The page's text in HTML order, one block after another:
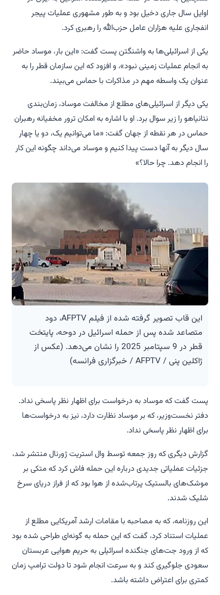
اوایل سال جاری دخیل بود و به طور مشهوری عملیات پیجر
انفجاری علیه هزاران عامل حزب‌الله را رهبری کرد.
یکی از اسرائیلی‌ها به واشنگتن پست گفت: «این بار، موساد حاضر
به انجام عملیات زمینی نبود»، و افزود که این سازمان قطر را به
عنوان یک واسطه مهم در مذاکرات با حماس می‌بیند.
یکی دیگر از اسرائیلی‌های مطلع از مخالفت موساد، زمان‌بندی
نتانیاهو را زیر سوال برد. او با اشاره به امکان ترور مخفیانه رهبران
حماس در هر نقطه از جهان گفت: «ما می‌توانیم یک، دو یا چهار
سال دیگر به آنها دست پیدا کنیم و موساد می‌داند چگونه این کار
را انجام دهد. چرا حالا؟»
این قاب تصویر گرفته شده از فیلم AFPTV، دود
متصاعد شده پس از حمله اسرائیل در دوحه، پایتخت
قطر در 9 سپتامبر 2025 را نشان می‌دهد. (عکس از
ژاکلین پنی / AFPTV / خبرگزاری فرانسه)
پست گفت که موساد به درخواست برای اظهار نظر پاسخی نداد.
دفتر نخست‌وزیر، که بر موساد نظارت دارد، نیز به درخواست‌ها
برای اظهار نظر پاسخی نداد.
گزارش دیگری که روز جمعه توسط وال استریت ژورنال منتشر شد،
جزئیات عملیاتی جدیدی درباره این حمله فاش کرد که متکی بر
موشک‌های بالستیک پرتاب‌شده از هوا بود که از فراز دریای سرخ
شلیک شدند.
این روزنامه، که به مصاحبه با مقامات ارشد آمریکایی مطلع از
عملیات استناد کرد، گفت که این حمله به گونه‌ای طراحی شده بود
که از ورود جت‌های جنگنده اسرائیلی به حریم هوایی عربستان
سعودی جلوگیری کند و به سرعت انجام شود تا دولت ترامپ زمان
کمتری برای اعتراض داشته باشد.